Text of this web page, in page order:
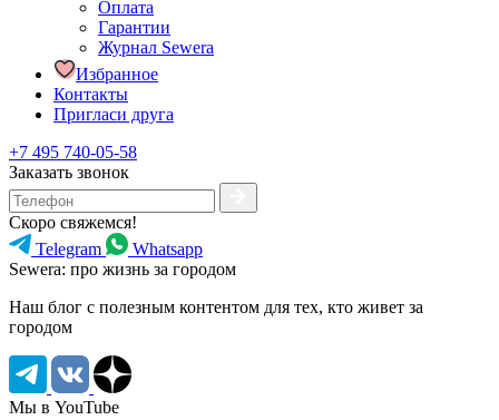
Оплата
Гарантии
Журнал Sewera
Избранное
Контакты
Пригласи друга
+7 495 740-05-58
Заказать звонок
Скоро свяжемся!
Telegram
Whatsapp
Sewera: про жизнь за городом
Наш блог c полезным контентом для тех, кто живет за
городом
Мы в YouTube